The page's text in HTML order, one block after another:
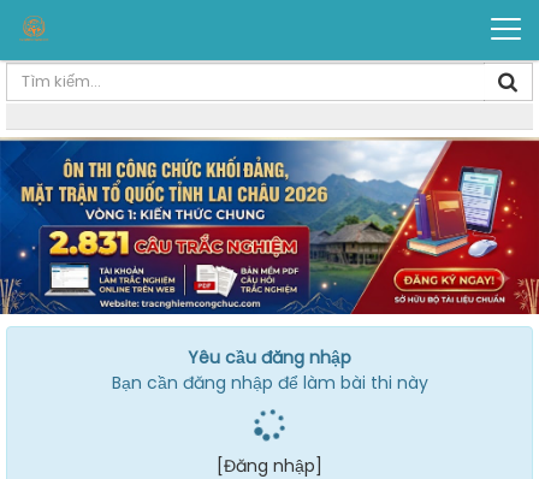
Yêu cầu đăng nhập
Bạn cần đăng nhập để làm bài thi này
[Đăng nhập]